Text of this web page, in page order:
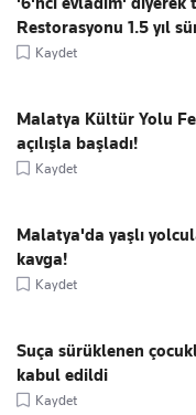
Restorasyonu 1.5 yıl
Kaydet
Malatya Kültür Yolu
açılışla başladı!
Kaydet
Malatya'da yaşlı
kavga!
Kaydet
Suça sürüklenen
kabul edildi
Kaydet